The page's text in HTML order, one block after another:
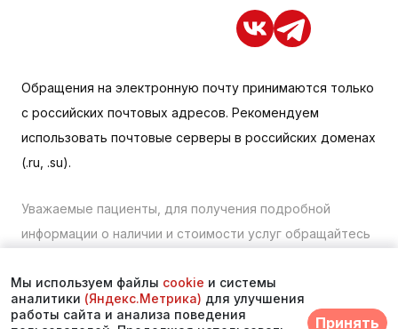
Обращения на электронную почту принимаются только
с российских почтовых адресов. Рекомендуем
использовать почтовые серверы в российских доменах
(.ru, .su).
Уважаемые пациенты, для получения подробной
информации о наличии и стоимости услуг обращайтесь
связи или по телефону в Находке:+7 (423) 675-00-85
Мы используем файлы cookie и системы
аналитики (Яндекс.Метрика) для улучшения
работы сайта и анализа поведения
Принять